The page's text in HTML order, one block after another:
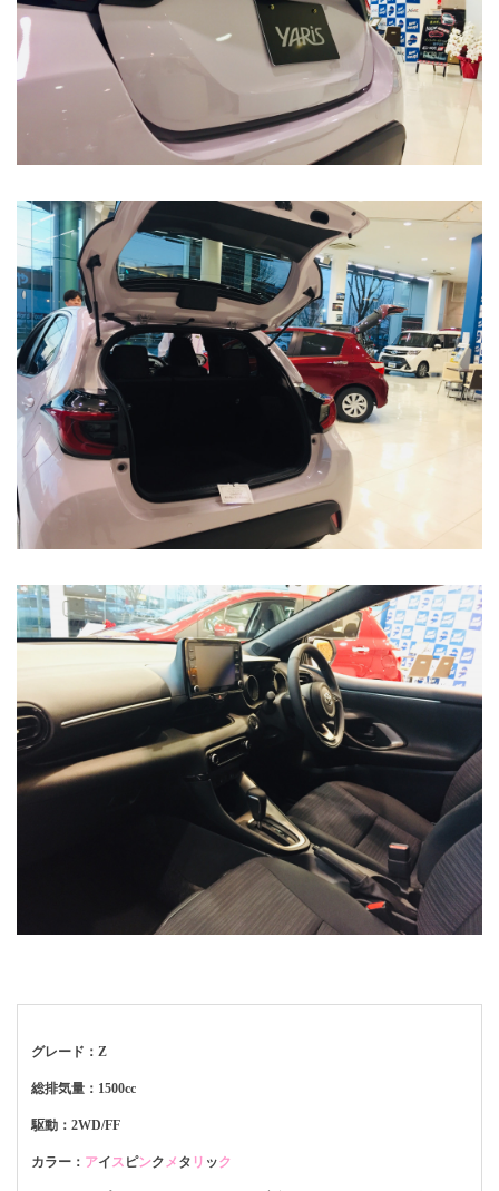
グレード：Z
総排気量：1500cc
駆動：2WD/FF
カラー： アイ ス ピンク メ タ リ ック